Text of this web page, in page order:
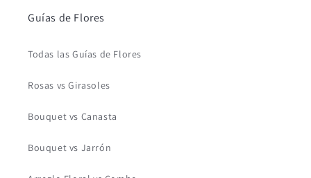
Guías de Flores
Todas las Guías de Flores
Rosas vs Girasoles
Bouquet vs Canasta
Bouquet vs Jarrón